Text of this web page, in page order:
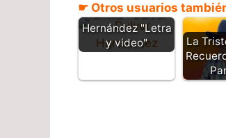
☛ Otros usuarios
familia - Dulver
Hernández "Letra
y video"
La